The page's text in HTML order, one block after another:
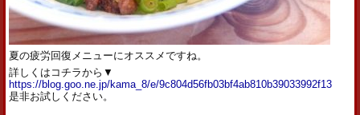
夏の疲労回復メニューにオススメですね。
詳しくはコチラから▼
https://blog.goo.ne.jp/kama_8/e/9c804d56fb03bf4ab810b39033992f13
是非お試しください。